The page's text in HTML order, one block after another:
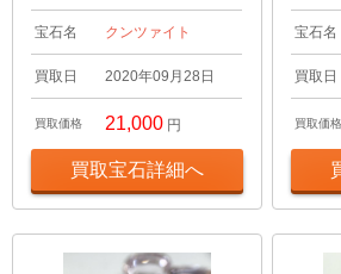
宝石名 クンツァイト
買取日 2020年09月28日
買取価格 21,000 円
買取宝石詳細へ
宝石名
買取日
買取価格